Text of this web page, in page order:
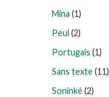
Mina (1)
Peul (2)
Portugais (1)
Sans texte(11)
Soninké(2)